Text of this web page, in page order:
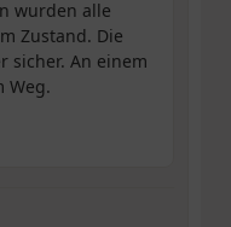
wurden alle
Zustand. Die
sicher. An einem
Weg.